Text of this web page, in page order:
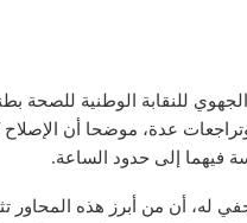
للنقابة الوطنية للصحة
وتراجعات عدة، موضحا أن
فيهما إلى حدود الساعة.
له، أن من أبرز هذه المحاور